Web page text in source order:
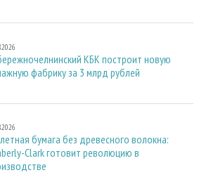
КБК построит новую
фабрику за 3 млрд рублей
бумага без древесного волокна:
Clark готовит революцию в